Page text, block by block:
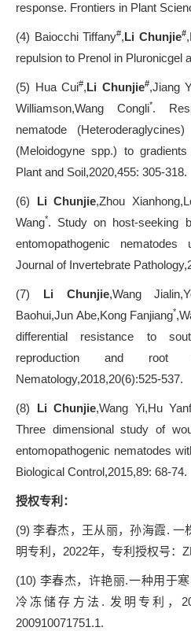
response. Frontiers in Plant
(4) Baiocchi Tiffany#,Li Chunjie#
repulsion to Prenol in Pluronicgel
(5) Hua Cui#,Li Chunjie#,Jiang
Williamson,Wang Congli*.
nematode
(Meloidogyne spp.) to
Plant and Soil,2020,455: 305-318.
(6) Li Chunjie,Zhou
Wang*. Study on host-seeking
entomopathogenic
Journal of Invertebrate
(7) Li Chunjie,Wang
Baohui,Jun Abe,Kong Fanjiang*
differential resistance to
reproduction and root
Nematology,2018,20(6):525-537.
(8) Li Chunjie,Wang Yi,Hu
Three dimensional study of
entomopathogenic nematodes
Biological Control,2015,89: 68-74.
授权专利：
(9) 李春杰，王从丽，孙海霞. 一
明专利，2022年，专利授权号：
(10) 李春杰，许艳丽.一种用于
冷冻储存方法. 发明专利，
200910071751.1.